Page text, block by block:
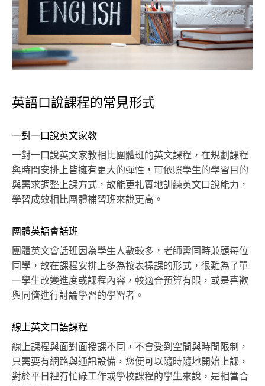
英語口說課程的常見形式
一對一口說英文家教
一對一口說英文家教相比團體班的英文課程，在規劃課程
與時間安排上皆擁有更大的彈性，可依照學生的學習目的
與需求調整上課方式，故能更扎實地訓練英文口說能力，
學習成效相比團體補習班來說更高。
團體英語會話班
團體英文會話班因為學生人數較多，老師需同時兼顧每位
同學，故在課程安排上多為按表操課的形式，很難為了單
一學生改變進度或課程內容，較適合預算有限，或是喜歡
與同儕進行討論學習的學習者。
線上英文口語課程
線上課程與面對面授課不同，不會受到空間與時間限制，
只需要有網路與通訊設備，您便可以隨時隨地開始上課，
對於平日裡有忙碌工作或學校課程的學生來說，是相當合